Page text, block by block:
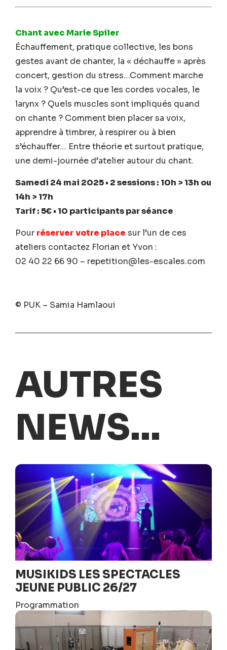
Chant avec Marie Spiler
Échauffement, pratique collective, les bons
gestes avant de chanter, la « déchauffe » après
concert, gestion du stress…Comment marche
la voix ? Qu’est-ce que les cordes vocales, le
larynx ? Quels muscles sont impliqués quand
on chante ? Comment bien placer sa voix,
apprendre à timbrer, à respirer ou à bien
s’échauffer… Entre théorie et surtout pratique,
une demi-journée d’atelier autour du chant.
Samedi 24 mai 2025• 2 sessions : 10h > 13h ou
14h > 17h
Tarif : 5€ • 10 participants par séance
Pour réservervotre place sur l’un de ces
ateliers contactez Florian et Yvon :
02 40 22 66 90 – repetition@les-escales.com
© PUK – Samia Hamlaoui
AUTRES
NEWS...
MUSIKIDS LES SPECTACLES
JEUNE PUBLIC 26/27
Programmation